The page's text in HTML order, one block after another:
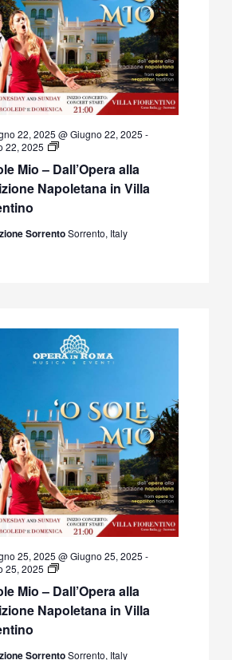
Mio – Dall’Opera alla
Napoletana in Villa
22, 2025 @ Giugno 22, 2025 -
22, 2025
O’
Mio
–
Dall’Opera
Napoletana
SorrentoSorrento, Italy
Mio – Dall’Opera alla
Napoletana in Villa
25, 2025 @ Giugno 25, 2025 -
25, 2025
O’
Mio
–
Dall’Opera
Napoletana
SorrentoSorrento, Italy